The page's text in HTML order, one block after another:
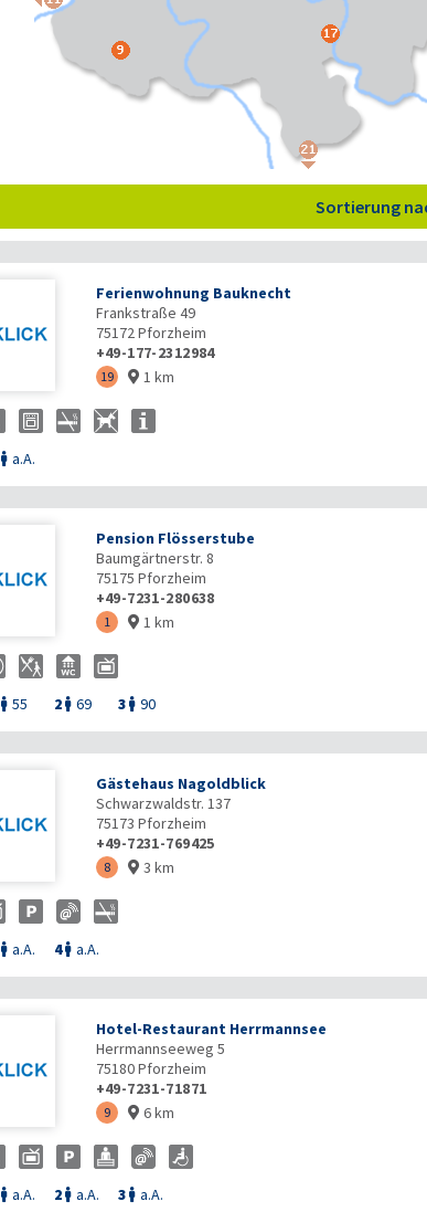
Sortierung
Ferienwohnung Bauknecht
Frankstraße 49
75172Pforzheim
+49-177-2312984
19  1 km
 a.A.
Pension Flösserstube
Baumgärtnerstr. 8
75175 Pforzheim
+49-7231-280638
1  1 km
 55 2  69 3  90
Gästehaus Nagoldblick
Schwarzwaldstr. 137
75173 Pforzheim
+49-7231-769425
8  3 km
 a.A. 4 a.A.
Hotel-Restaurant Herrmannsee
Herrmannseeweg 5
75180Pforzheim
+49-7231-71871
9  6 km
 a.A. 2  a.A. 3  a.A.